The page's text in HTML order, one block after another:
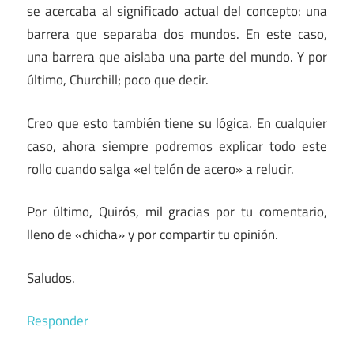
se acercaba al significado actual del concepto: una
barrera que separaba dos mundos. En este caso,
una barrera que aislaba una parte del mundo. Y por
último, Churchill; poco que decir.
Creo que esto también tiene su lógica. En cualquier
caso, ahora siempre podremos explicar todo este
rollo cuando salga «el telón de acero» a relucir.
Por último, Quirós, mil gracias por tu comentario,
lleno de «chicha» y por compartir tu opinión.
Saludos.
Responder